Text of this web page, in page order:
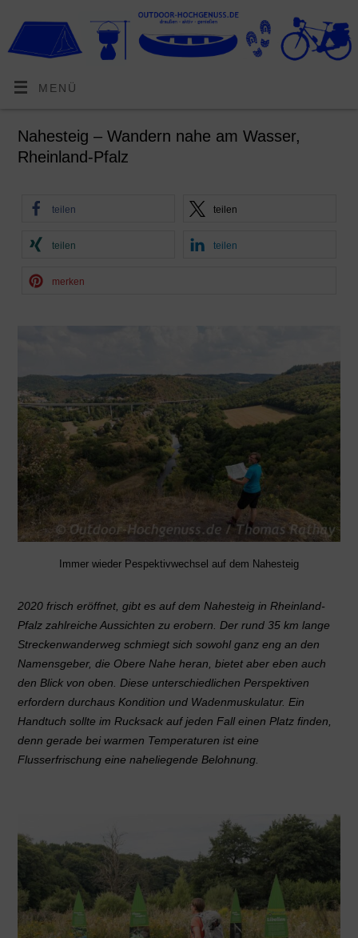
MENÜ
Nahesteig – Wandern nahe am Wasser,
Rheinland-Pfalz
teilen teilen
teilen teilen
merken
Immer wieder Pespektivwechsel auf dem Nahesteig
2020 frisch eröffnet, gibt es auf dem Nahesteig in Rheinland-
Pfalz zahlreiche Aussichten zu erobern. Der rund 35 km lange
Streckenwanderweg schmiegt sich sowohl ganz eng an den
Namensgeber, die Obere Nahe heran, bietet aber eben auch
den Blick von oben. Diese unterschiedlichen Perspektiven
erfordern durchaus Kondition und Wadenmuskulatur. Ein
Handtuch sollte im Rucksack auf jeden Fall einen Platz finden,
denn gerade bei warmen Temperaturen ist eine
Flusserfrischung eine naheliegende Belohnung.